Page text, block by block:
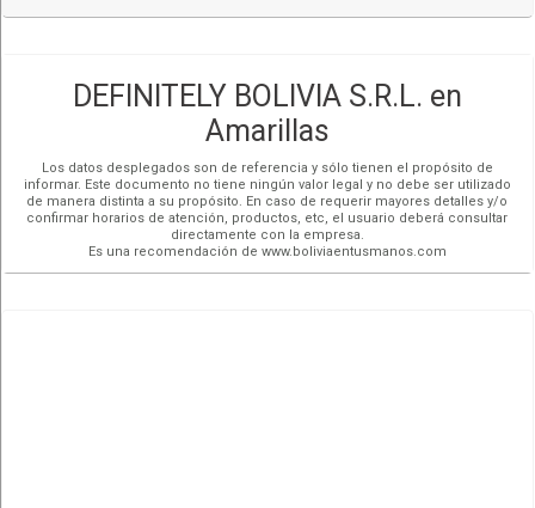
DEFINITELY BOLIVIA S.R.L. en
Amarillas
Los datos desplegados son de referencia y sólo tienen el propósito de
informar. Este documento no tiene ningún valor legal y no debe ser utilizado
de manera distinta a su propósito. En caso de requerir mayores detalles y/o
confirmar horarios de atención, productos, etc, el usuario deberá consultar
directamente con la empresa.
Es una recomendación de www.boliviaentusmanos.com